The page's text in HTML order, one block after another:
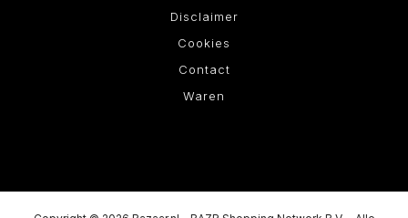
Disclaimer
Cookies
Contact
Waren